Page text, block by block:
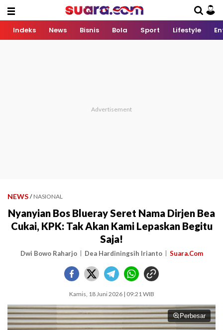
Indeks News Bisnis Bola Sport Lifestyle
NEWS / NASIONAL
Nyanyian Bos Blueray Seret Nama Dirjen Bea
Cukai, KPK: Tak Akan Kami Lepaskan Begitu
Saja!
Dwi Bowo Raharjo Dea Hardiningsih Irianto Suara.Com
Kamis, 18 Juni 2026 | 09:21 WIB
Perbesar